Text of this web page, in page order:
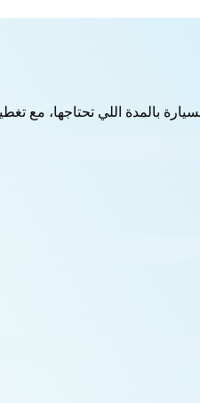
بالمدة اللي تحتاجها، مع